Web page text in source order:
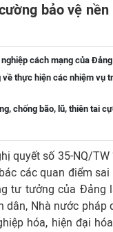
bảo vệ
cách mạng của
thực hiện các nhiệm vụ
chống bão, lũ, thiên tai
quyết số 35-NQ/
các quan điểm
tư tưởng của Đảng
Nhà nước pháp
hóa, hiện đại